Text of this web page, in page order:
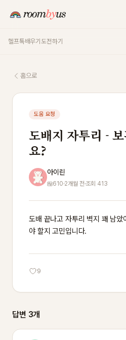
헬프톡배우기도전하기
홈으로
도움 요청
도배지 자투리 -
요?
아이린
610·2개월 전·조회 413
도배 끝나고 자투리 벽지 꽤 남았
야 할지 고민입니다.
9
답변 3개